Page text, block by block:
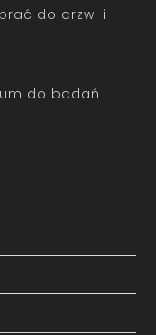
do drzwi i
do badań